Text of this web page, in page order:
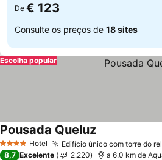
De € 123
Consulte os preços de 18 sites
Escolha popular
4 EstrelasHotel Edifício único com torre do
Pousada QueluzVer preços
8,7 Excelente 2.220 a 6.0 km de